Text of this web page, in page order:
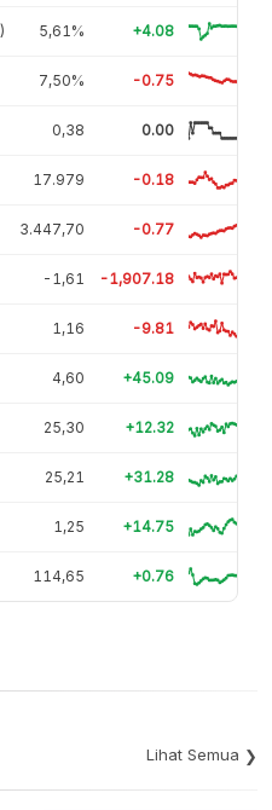
5,61% +4.08
7,50% -0.75
0,38 0.00
17.979 -0.18
3.447,70 -0.77
-1,61 -1,907.18
1,16 -9.81
4,60 +45.09
25,30 +12.32
25,21 +31.28
1,25 +14.75
114,65 +0.76
Lihat Semua